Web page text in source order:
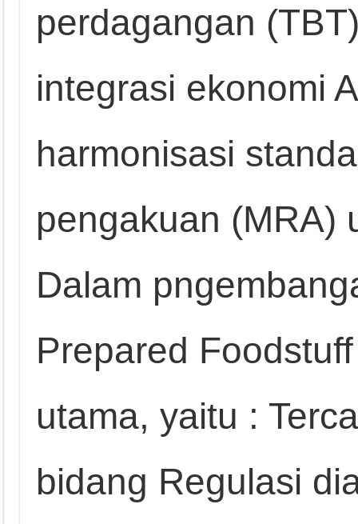
perdagangan
integrasi ekonomi
harmonisasi
pengakuan (MRA)
Dalam
Prepared
utama, yaitu :
bidang Regulasi